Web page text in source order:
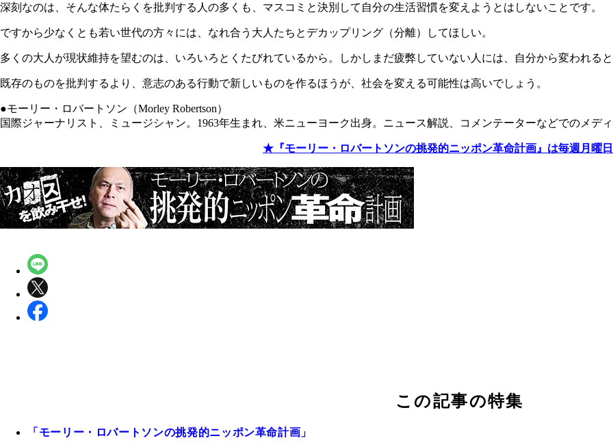
深刻なのは、そんな体たらくを批判する人の多くも、マスコミと決別して自分の生活習慣を変えようとはしないことです。
ですから少なくとも若い世代の方々には、なれ合う大人たちとデカップリング（分離）してほしい。
多くの大人が現状維持を望むのは、いろいろとくたびれているから。しかしまだ疲弊していない人には、自分から変われる
既存のものを批判するより、意志のある行動で新しいものを作るほうが、社会を変える可能性は高いでしょう。
●モーリー・ロバートソン（Morley Robertson）
国際ジャーナリスト、ミュージシャン。1963年生まれ、米ニューヨーク出身。ニュース解説、コメンテーターなどでのメデ
★『モーリー・ロバートソンの挑発的ニッポン革命計画』は毎週月曜
この記事の特集
「モーリー・ロバートソンの挑発的ニッポン革命計画」